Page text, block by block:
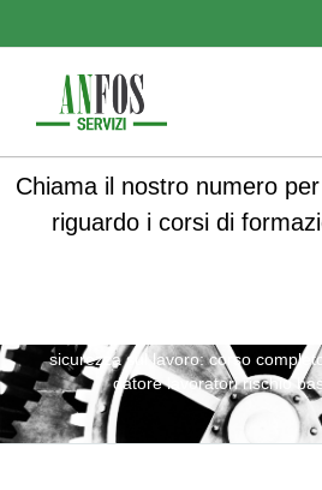
Chiama il nostro numero
riguardo i corsi di
sicurezza sul lavoro: corso
datore lavoratori rischio